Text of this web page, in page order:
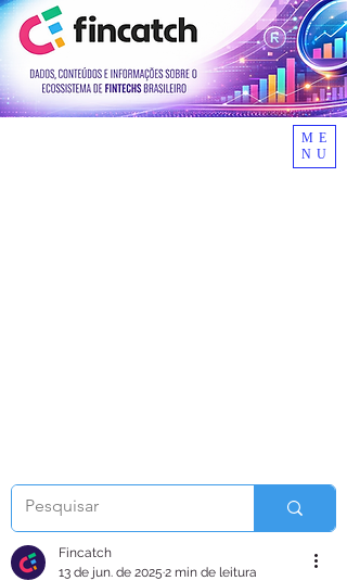
ME
NU
Fincatch
13 de jun. de 2025 2 min de leitura